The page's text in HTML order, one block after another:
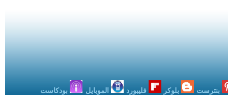
بنترست بلوكر فليبورد الموبايل بودكاست